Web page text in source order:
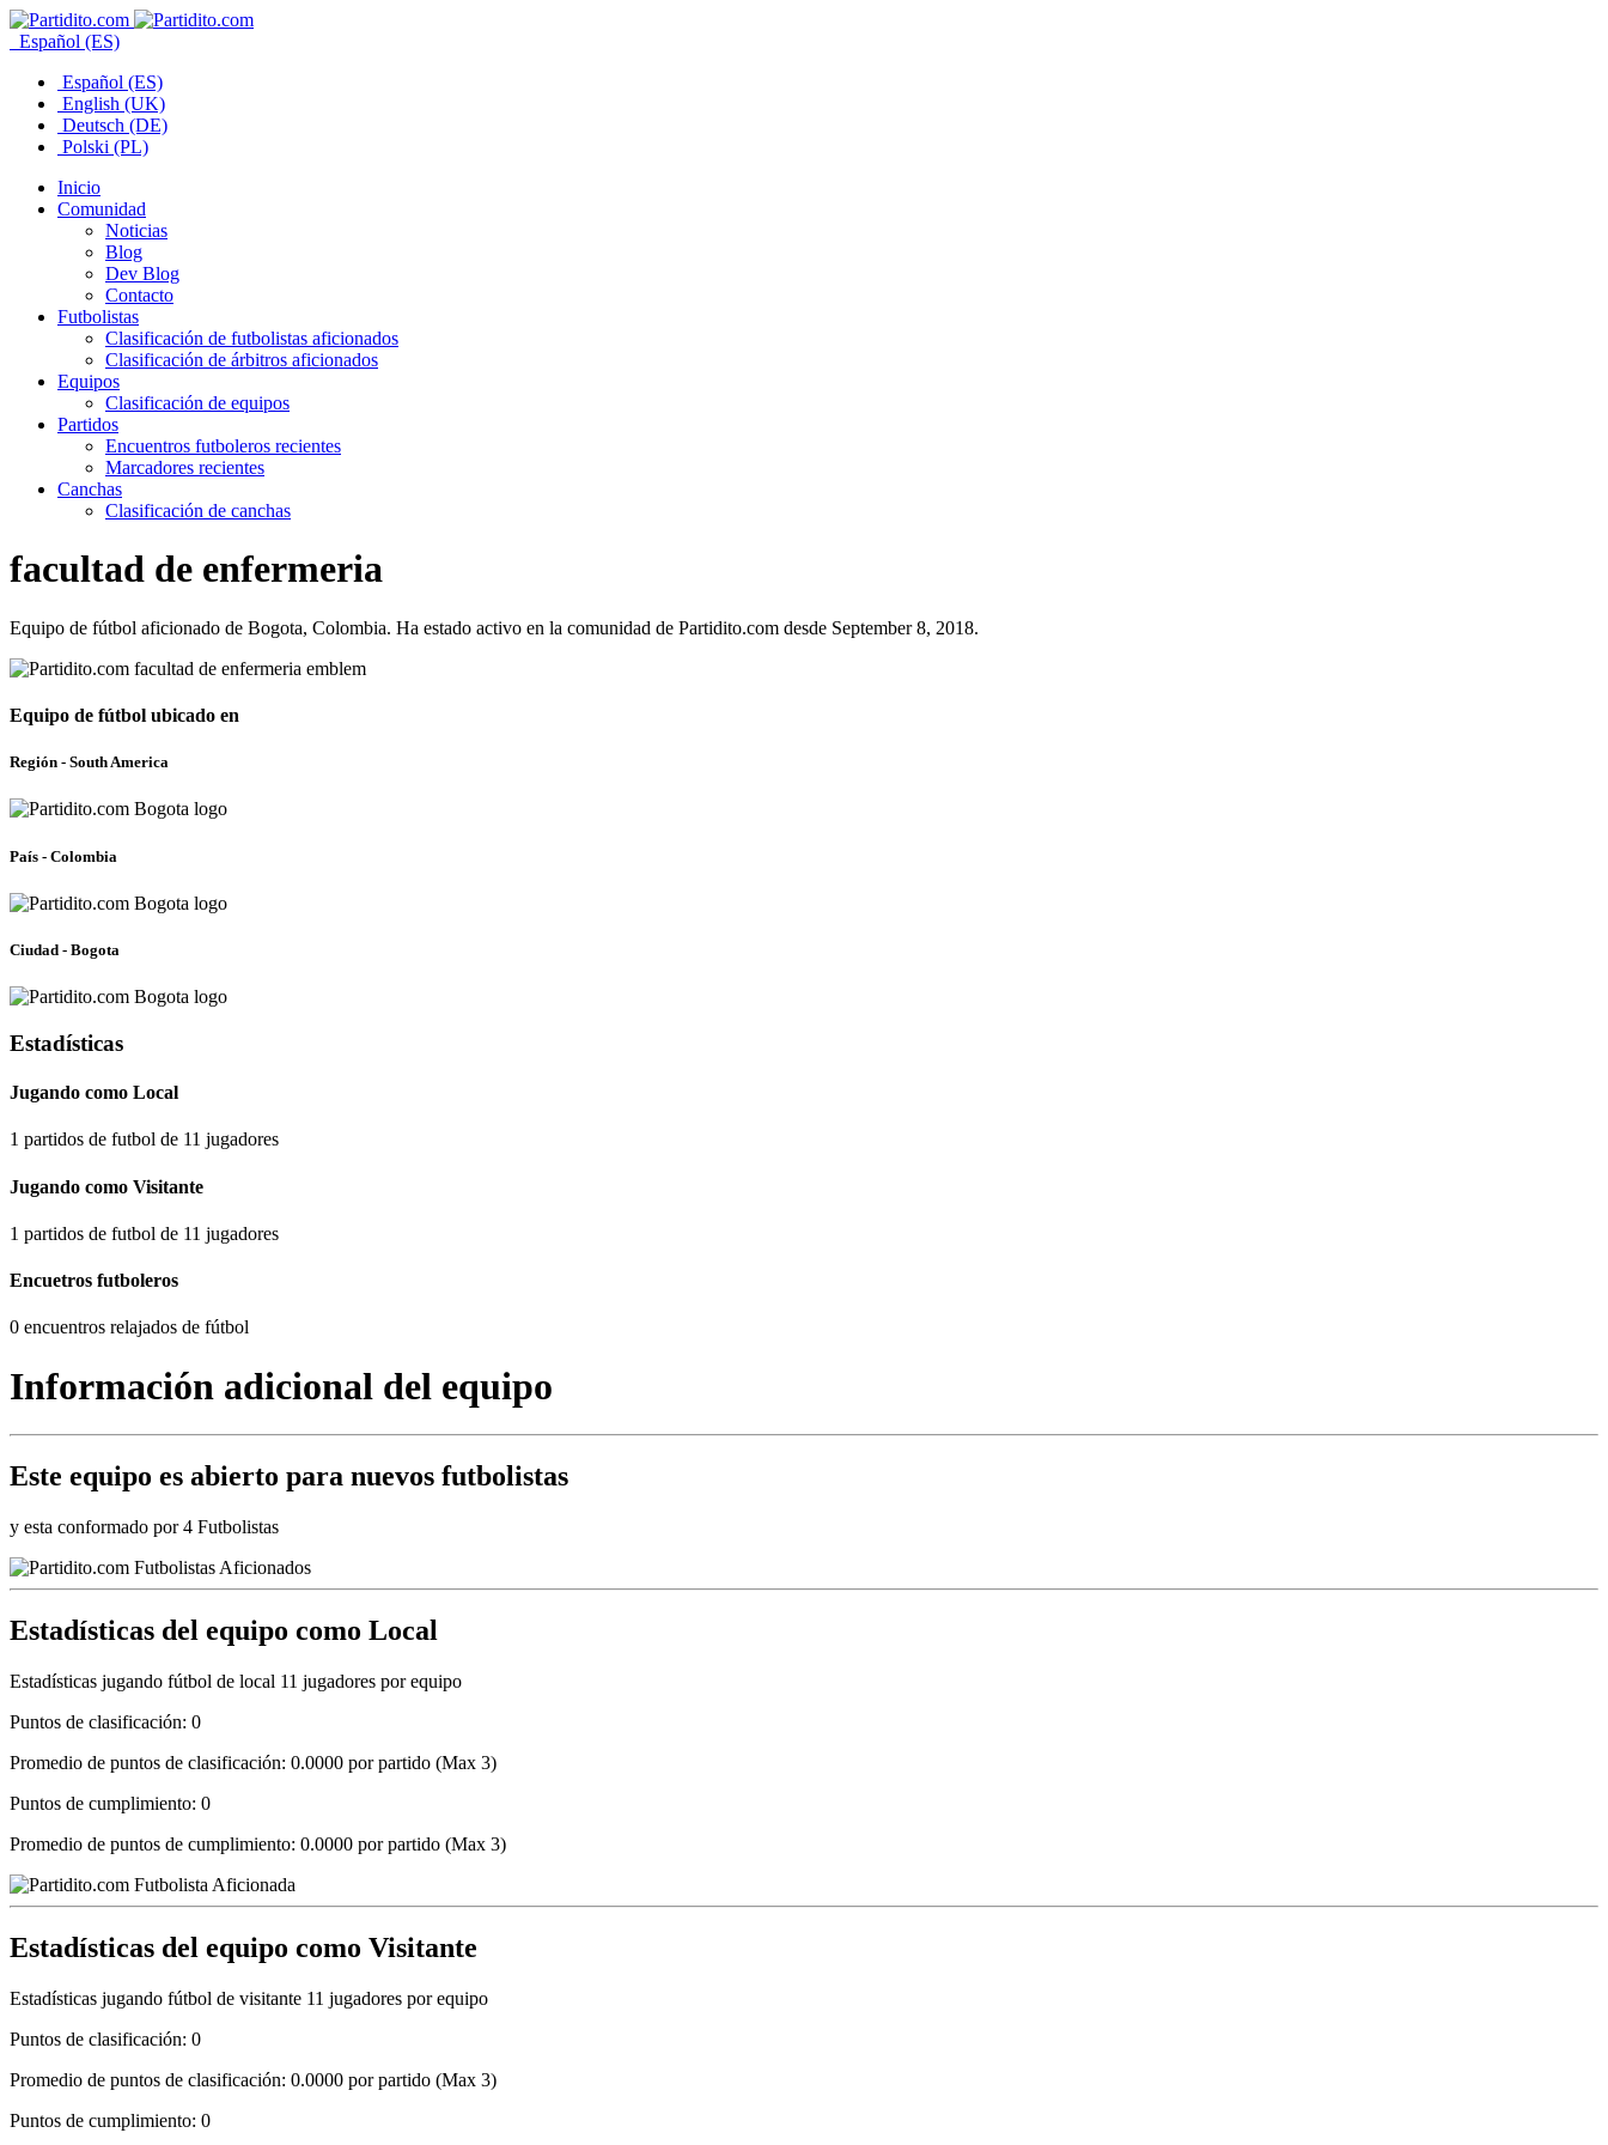
Español (ES)
Español (ES)
English (UK)
Deutsch (DE)
Polski (PL)
Inicio
Comunidad
Noticias
Blog
Dev Blog
Contacto
Futbolistas
Clasificación de futbolistas aficionados
Clasificación de árbitros aficionados
Equipos
Clasificación de equipos
Partidos
Encuentros futboleros recientes
Marcadores recientes
Canchas
Clasificación de canchas
facultad de enfermeria
Equipo de fútbol aficionado de Bogota, Colombia. Ha estado activo en la comunidad de Partidito.com desde September 8, 2018.
Equipo de fútbol ubicado en
Región - South America
País - Colombia
Ciudad - Bogota
Estadísticas
Jugando como Local
1 partidos de futbol de 11 jugadores
Jugando como Visitante
1 partidos de futbol de 11 jugadores
Encuetros futboleros
0 encuentros relajados de fútbol
Información adicional del equipo
Este equipo es abierto para nuevos futbolistas
y esta conformado por 4 Futbolistas
Estadísticas del equipo como Local
Estadísticas jugando fútbol de local 11 jugadores por equipo
Puntos de clasificación: 0
Promedio de puntos de clasificación: 0.0000 por partido (Max 3)
Puntos de cumplimiento: 0
Promedio de puntos de cumplimiento: 0.0000 por partido (Max 3)
Estadísticas del equipo como Visitante
Estadísticas jugando fútbol de visitante 11 jugadores por equipo
Puntos de clasificación: 0
Promedio de puntos de clasificación: 0.0000 por partido (Max 3)
Puntos de cumplimiento: 0